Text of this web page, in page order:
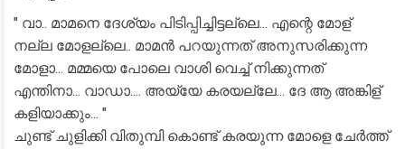
" വാ.. മാമനെ ദേശ്യം പിടിപ്പിച്ചിട്ടല്ലെ... എന്റെ മോള്
നല്ല മോളല്ലെ.. മാമൻ പറയുന്നത് അനുസരിക്കുന്ന
മോളാ... മമ്മയെ പോലെ വാശി വെച്ച് നിക്കുന്നത്
എന്തിനാ... വാഡാ.... അയ്യേ കരയല്ലേ... ദേ ആ അങ്കിള്
കളിയാക്കും... "
ചുണ്ട് ചുളിക്കി വിതുമ്പി കൊണ്ട് കരയുന്ന മോളെ ചേർത്ത്